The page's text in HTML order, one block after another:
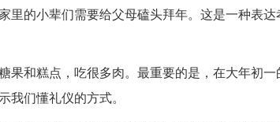
的小辈们需要给父母磕头拜年。这是一种表达
果和糕点，吃很多肉。最重要的是，在大年初
们懂礼仪的方式。